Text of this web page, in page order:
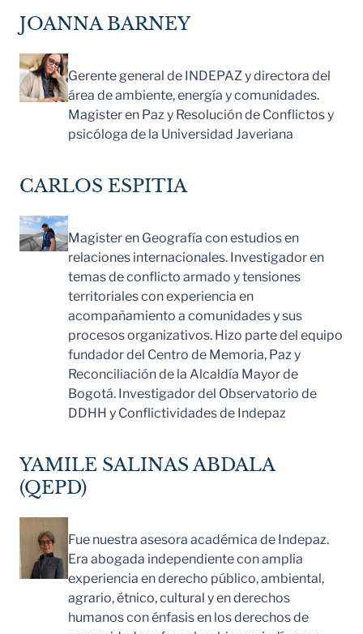
JOANNA BARNEY
Gerente general de INDEPAZ y directora del
área de ambiente, energía y comunidades.
Magister en Paz y Resolución de Conflictos y
psicóloga de la Universidad Javeriana
CARLOS ESPITIA
Magister en Geografía con estudios en
relaciones internacionales. Investigador en
temas de conflicto armado y tensiones
territoriales con experiencia en
acompañamiento a comunidades y sus
procesos organizativos. Hizo parte del equipo
fundador del Centro de Memoria, Paz y
Reconciliación de la Alcaldía Mayor de
Bogotá. Investigador del Observatorio de
DDHH y Conflictividades de Indepaz
YAMILE SALINAS ABDALA
(QEPD)
Fue nuestra asesora académica de Indepaz.
Era abogada independiente con amplia
experiencia en derecho público, ambiental,
agrario, étnico, cultural y en derechos
humanos con énfasis en los derechos de